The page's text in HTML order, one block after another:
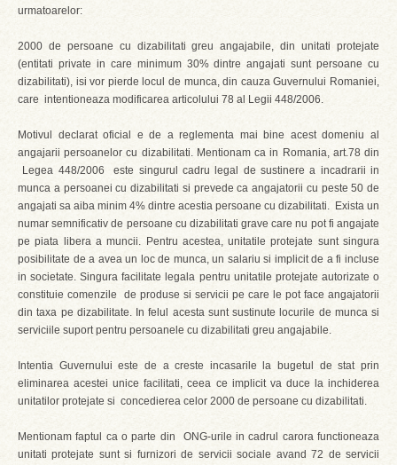
urmatoarelor:
2000 de persoane cu dizabilitati greu angajabile, din unitati protejate
(entitati private in care minimum 30% dintre angajati sunt persoane cu
dizabilitati), isi vor pierde locul de munca, din cauza Guvernului Romaniei,
care intentioneaza modificarea articolului 78 al Legii 448/2006.
Motivul declarat oficial e de a reglementa mai bine acest domeniu al
angajarii persoanelor cu dizabilitati. Mentionam ca in Romania, art.78 din
Legea 448/2006 este singurul cadru legal de sustinere a incadrarii in
munca a persoanei cu dizabilitati si prevede ca angajatorii cu peste 50 de
angajati sa aiba minim 4% dintre acestia persoane cu dizabilitati. Exista un
numar semnificativ de persoane cu dizabilitati grave care nu pot fi angajate
pe piata libera a muncii. Pentru acestea, unitatile protejate sunt singura
posibilitate de a avea un loc de munca, un salariu si implicit de a fi incluse
in societate. Singura facilitate legala pentru unitatile protejate autorizate o
constituie comenzile de produse si servicii pe care le pot face angajatorii
din taxa pe dizabilitate. In felul acesta sunt sustinute locurile de munca si
serviciile suport pentru persoanele cu dizabilitati greu angajabile.
Intentia Guvernului este de a creste incasarile la bugetul de stat prin
eliminarea acestei unice facilitati, ceea ce implicit va duce la inchiderea
unitatilor protejate si concedierea celor 2000 de persoane cu dizabilitati.
Mentionam faptul ca o parte din ONG-urile in cadrul carora functioneaza
unitati protejate sunt si furnizori de servicii sociale avand 72 de servicii